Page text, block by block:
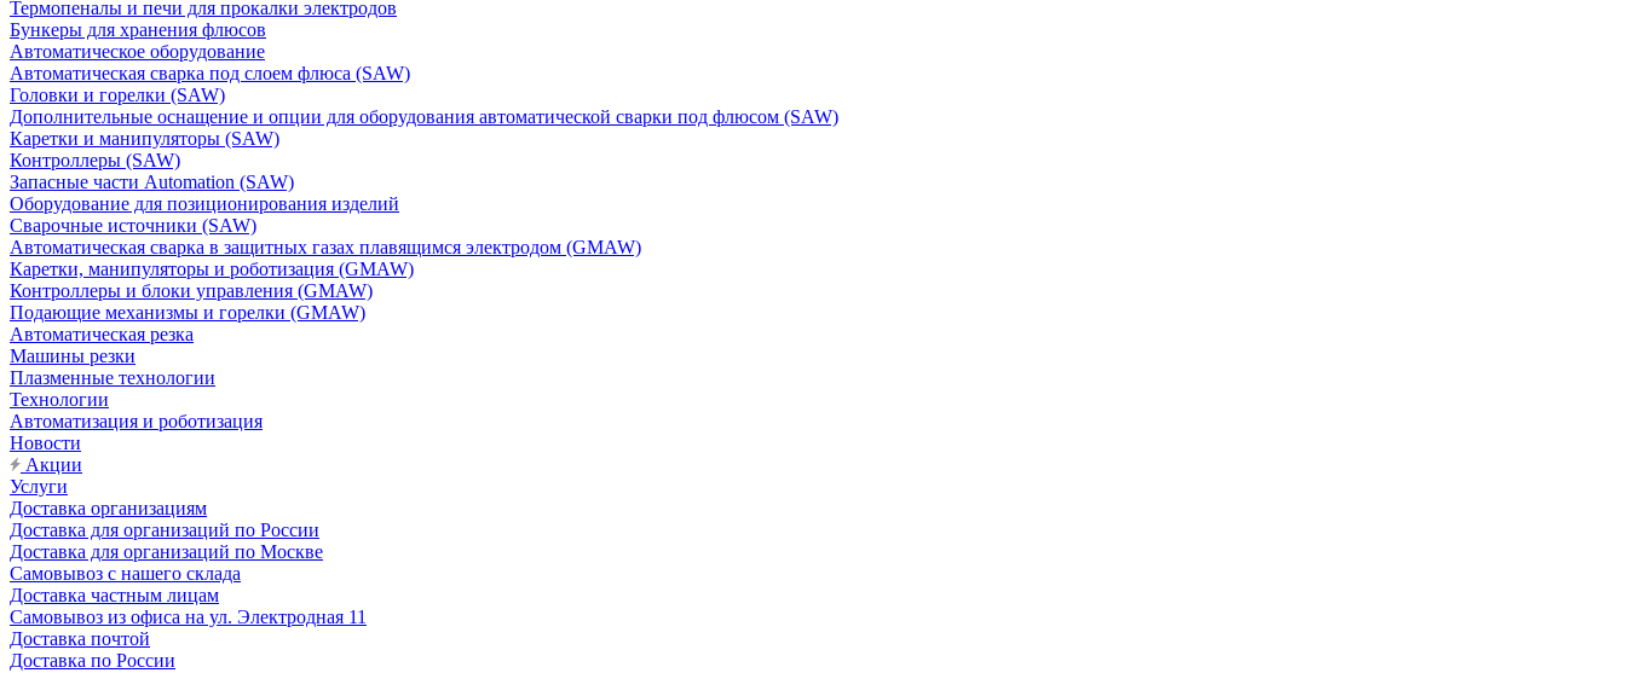
Термопеналы и печи для прокалки электродов
Бункеры для хранения флюсов
Автоматическое оборудование
Автоматическая сварка под слоем флюса (SAW)
Головки и горелки (SAW)
Дополнительные оснащение и опции для оборудования автоматической сварки под флюсом (SAW)
Каретки и манипуляторы (SAW)
Контроллеры (SAW)
Запасные части Automation (SAW)
Оборудование для позиционирования изделий
Сварочные источники (SAW)
Автоматическая сварка в защитных газах плавящимся электродом (GMAW)
Каретки, манипуляторы и роботизация (GMAW)
Контроллеры и блоки управления (GMAW)
Подающие механизмы и горелки (GMAW)
Автоматическая резка
Машины резки
Плазменные технологии
Технологии
Автоматизация и роботизация
Новости
Акции
Услуги
Доставка организациям
Доставка для организаций по России
Доставка для организаций по Москве
Самовывоз с нашего склада
Доставка частным лицам
Самовывоз из офиса на ул. Электродная 11
Доставка почтой
Доставка по России